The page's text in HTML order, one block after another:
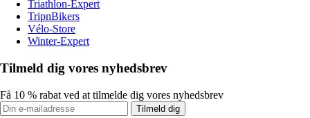
Triathlon-Expert
TripnBikers
Vélo-Store
Winter-Expert
Tilmeld dig vores nyhedsbrev
Få 10 % rabat ved at tilmelde dig vores nyhedsbrev
Tilmeld dig